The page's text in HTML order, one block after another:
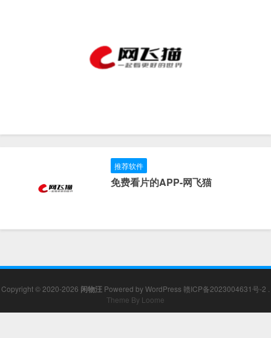
推荐软件
免费看片的APP-网飞猫
Copyright © 2020-2026 闲物汪 Powered byWordPress 赣ICP备2023004631号-2 .
Theme By Loome